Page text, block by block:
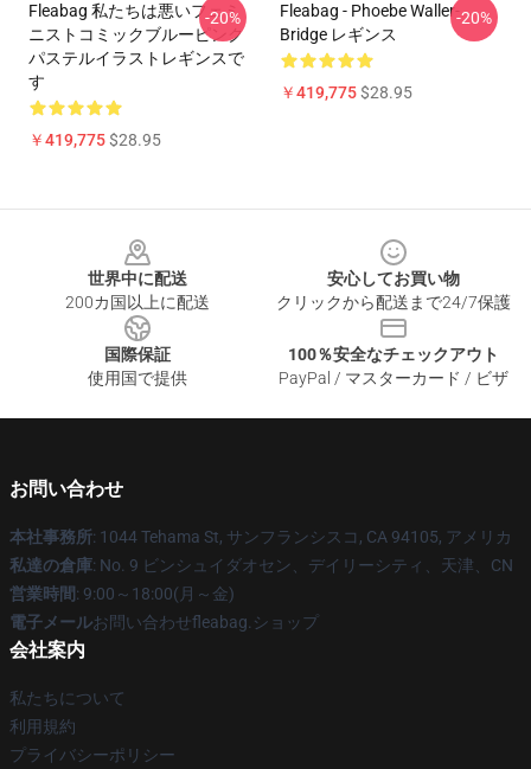
Fleabag 私たちは悪いフェミ
ニストコミックブルーピンク
パステルイラストレギンスで
す
￥419,775$28.95
-20%
Fleabag - Phoebe Waller-
Bridge レギンス
￥419,775$28.95
-20%
世界中に配送
200カ国以上に配送
安心してお買い物
クリックから配送まで24/7保護
国際保証
使用国で提供
100％安全なチェックアウト
PayPal / マスターカード / ビザ
お問い合わせ
本社事務所: 1044 Tehama St, サンフランシスコ, CA 94105, アメリカ
私達の倉庫: No. 9 ビンシュイダオセン、デイリーシティ、天津、CN
営業時間: 9:00～18:00(月～金)
電子メールお問い合わせfleabag.ショップ
会社案内
私たちについて
利用規約
プライバシーポリシー